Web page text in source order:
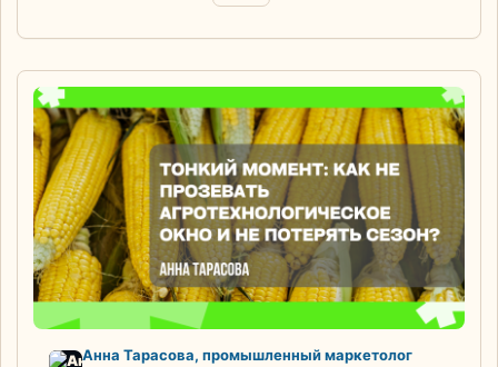
Анна Тарасова, промышленный маркетолог